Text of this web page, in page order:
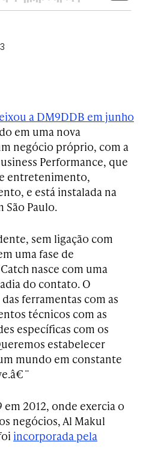
a DM9DDB em junho
em uma nova
negócio próprio, com a
Performance, que
entretenimento,
e está instalada na
São Paulo.
sem ligação com
uma fase de
nasce com uma
do contato. O
ferramentas com as
técnicos com as
específicas com os
estabelecer
mundo em constante
2012, onde exercia o
negócios, Al Makul
incorporada pela